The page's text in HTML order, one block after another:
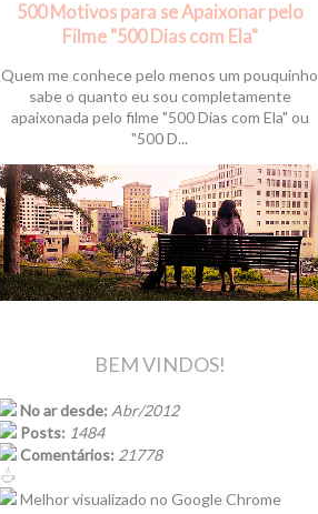
500 Motivos para se Apaixonar pelo
Filme "500 Dias com Ela"
Quem me conhece pelo menos um pouquinho
sabe o quanto eu sou completamente
apaixonada pelo filme "500 Dias com Ela" ou
"500 D...
BEM VINDOS!
No ar desde: Abr/2012
Posts: 1484
Comentários: 21778
Melhor visualizado no Google Chrome